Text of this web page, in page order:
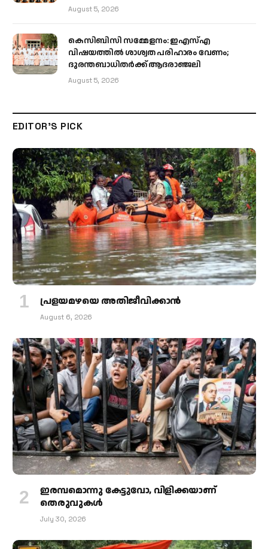
August 5, 2026
കെസിബിസി സമ്മേളനം: ഇഎസ്എ
വിഷയത്തിൽ ശാശ്വത പരിഹാരം വേണം;
ദുരന്തബാധിതർക്ക് ആദരാഞ്ജലി
August 5, 2026
EDITOR'S PICK
പ്രളയമഴയെ അതിജീവിക്കാന്‍
August 6, 2026
ഇരമ്പമൊന്നു കേട്ടുവോ, വിളിക്കയാണ്
തെരുവുകള്‍
July 30, 2026